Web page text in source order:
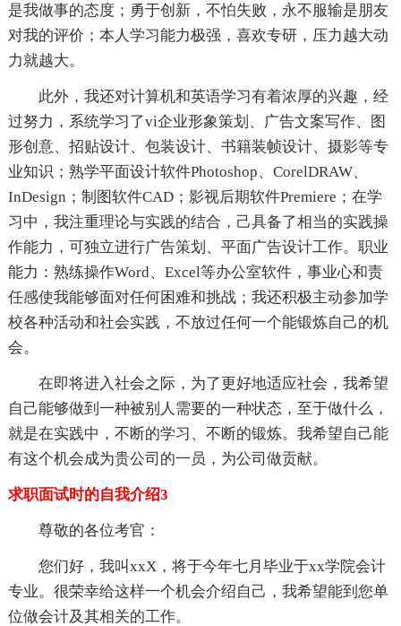
是我做事的态度；勇于创新，不怕失败，永不服输是朋友
对我的评价；本人学习能力极强，喜欢专研，压力越大动
力就越大。
此外，我还对计算机和英语学习有着浓厚的兴趣，经
过努力，系统学习了vi企业形象策划、广告文案写作、图
形创意、招贴设计、包装设计、书籍装帧设计、摄影等专
业知识；熟学平面设计软件Photoshop、CorelDRAW、
InDesign；制图软件CAD；影视后期软件Premiere；在学
习中，我注重理论与实践的结合，己具备了相当的实践操
作能力，可独立进行广告策划、平面广告设计工作。职业
能力：熟练操作Word、Excel等办公室软件，事业心和责
任感使我能够面对任何困难和挑战；我还积极主动参加学
校各种活动和社会实践，不放过任何一个能锻炼自己的机
会。
在即将进入社会之际，为了更好地适应社会，我希望
自己能够做到一种被别人需要的一种状态，至于做什么，
就是在实践中，不断的学习、不断的锻炼。我希望自己能
有这个机会成为贵公司的一员，为公司做贡献。
求职面试时的自我介绍3
尊敬的各位考官：
您们好，我叫xxX，将于今年七月毕业于xx学院会计
专业。很荣幸给这样一个机会介绍自己，我希望能到您单
位做会计及其相关的工作。